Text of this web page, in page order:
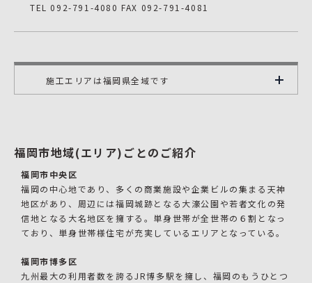
TEL 092-791-4080 FAX 092-791-4081
施工エリアは福岡県全域です
福岡市地域(エリア)ごとのご紹介
福岡市中央区
福岡の中心地であり、多くの商業施設や企業ビルの集まる天神
地区があり、周辺には福岡城跡となる大濠公園や若者文化の発
信地となる大名地区を擁する。単身世帯が全世帯の６割となっ
ており、単身世帯様住宅が充実しているエリアとなっている。
福岡市博多区
九州最大の利用者数を誇るJR博多駅を擁し、福岡のもうひとつ